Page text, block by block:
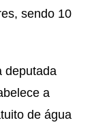
sendo 10
deputada
a
de água